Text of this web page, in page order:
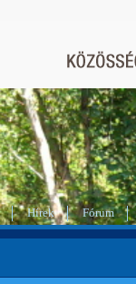
Hírek Fórum